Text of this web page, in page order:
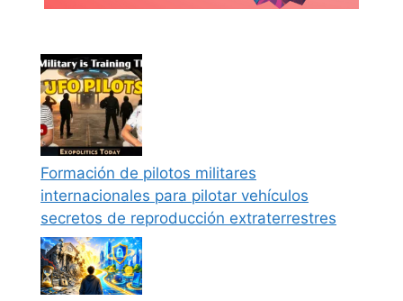
Formación de pilotos militares
internacionales para pilotar vehículos
secretos de reproducción extraterrestres